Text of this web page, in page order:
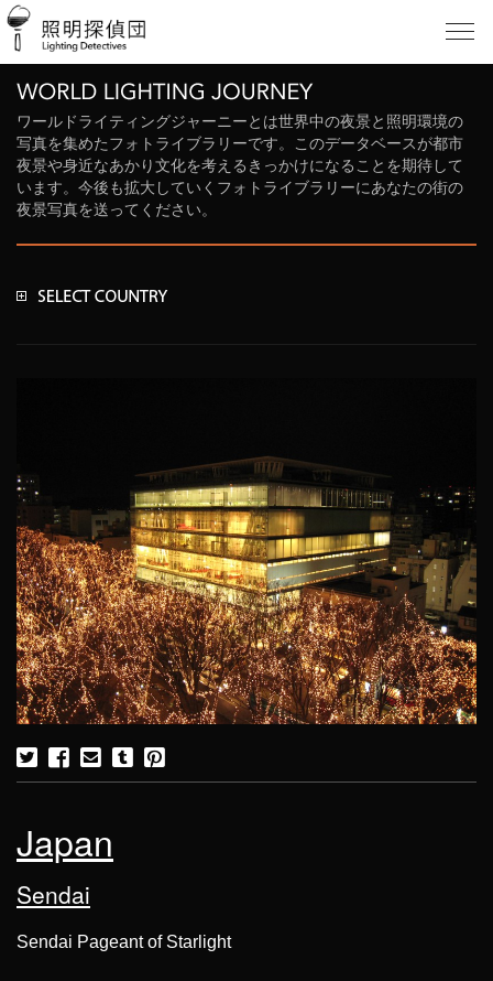
ワールドライティングジャーニーとは世界中の夜景と照明環境の
写真を集めたフォトライブラリーです。このデータベースが都市
夜景や身近なあかり文化を考えるきっかけになることを期待して
います。今後も拡大していくフォトライブラリーにあなたの街の
夜景写真を送ってください。
Japan
Sendai
Sendai Pageant of Starlight